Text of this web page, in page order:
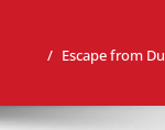
Escape from